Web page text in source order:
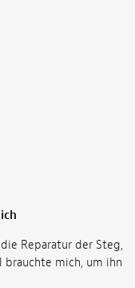
Reparatur der Steg,
brauchte mich, um ihn